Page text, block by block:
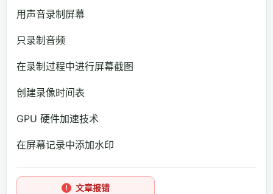
用声音录制屏幕
只录制音频
在录制过程中进行屏幕截图
创建录像时间表
GPU 硬件加速技术
在屏幕记录中添加水印
文章报错